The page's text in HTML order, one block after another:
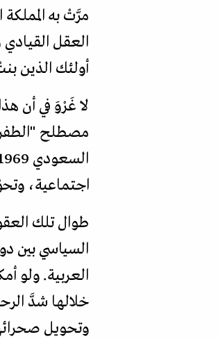
مرَّتْ به
العقل
أولئك الذين
لا غَرْوَ في أن
مصطلح
اجتماعية،
طوال تلك
السياسي بين
العربية. ولو
خلالها شدَّ
وتحويل